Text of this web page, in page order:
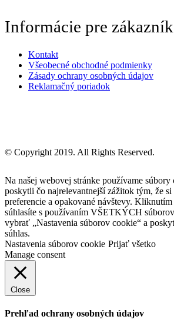
Informácie pre
Kontakt
Všeobecné obchodné podmienky
Zásady ochrany osobných údajov
Reklamačný poriadok
© Copyright 2019. All Rights Reserved.
Na našej webovej stránke používame súbory
poskytli čo najrelevantnejší zážitok tým, že si
preferencie a opakované návštevy.
súhlasíte s používaním VŠETKÝCH
vybrať „Nastavenia súborov cookie“ a
súhlas.
Nastavenia súborov cookie Prijať všetko
Manage consent
Close
Prehľad ochrany osobných údajov